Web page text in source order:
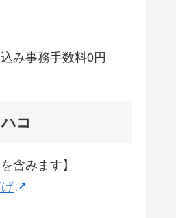
み事務手数料0円
コ
含みます】